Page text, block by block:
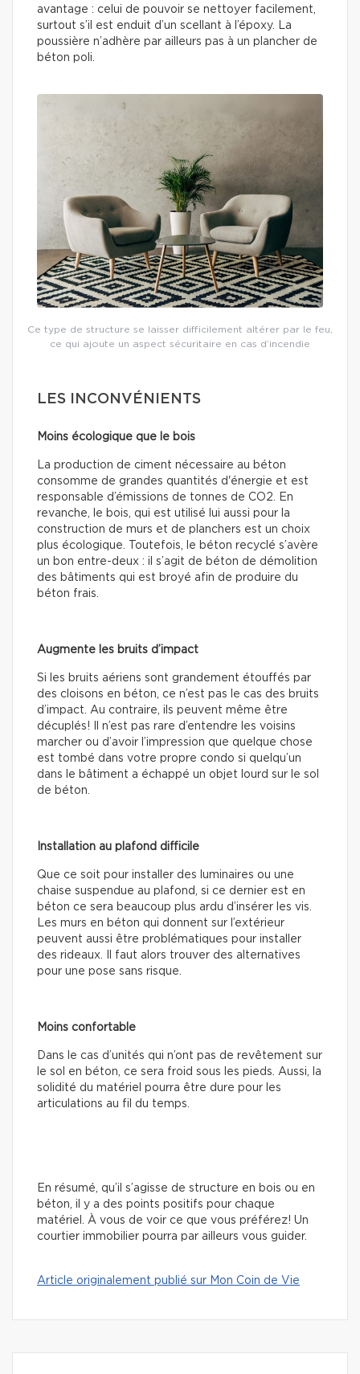
avantage : celui de pouvoir se nettoyer facilement,
surtout s’il est enduit d’un scellant à l’époxy. La
poussière n’adhère par ailleurs pas à un plancher de
béton poli.
Ce type de structure se laisser difficilement altérer par le feu,
ce qui ajoute un aspect sécuritaire en cas d’incendie
LES INCONVÉNIENTS
Moins écologique que le bois
La production de ciment nécessaire au béton
consomme de grandes quantités d'énergie et est
responsable d’émissions de tonnes de CO2. En
revanche, le bois, qui est utilisé lui aussi pour la
construction de murs et de planchers est un choix
plus écologique. Toutefois, le béton recyclé s’avère
un bon entre-deux : il s’agit de béton de démolition
des bâtiments qui est broyé afin de produire du
béton frais.
Augmente les bruits d’impact
Si les bruits aériens sont grandement étouffés par
des cloisons en béton, ce n’est pas le cas des bruits
d’impact. Au contraire, ils peuvent même être
décuplés! Il n’est pas rare d’entendre les voisins
marcher ou d’avoir l’impression que quelque chose
est tombé dans votre propre condo si quelqu’un
dans le bâtiment a échappé un objet lourd sur le sol
de béton.
Installation au plafond difficile
Que ce soit pour installer des luminaires ou une
chaise suspendue au plafond, si ce dernier est en
béton ce sera beaucoup plus ardu d’insérer les vis.
Les murs en béton qui donnent sur l’extérieur
peuvent aussi être problématiques pour installer
des rideaux. Il faut alors trouver des alternatives
pour une pose sans risque.
Moins confortable
Dans le cas d’unités qui n’ont pas de revêtement sur
le sol en béton, ce sera froid sous les pieds. Aussi, la
solidité du matériel pourra être dure pour les
articulations au fil du temps.
En résumé, qu’il s’agisse de structure en bois ou en
béton, il y a des points positifs pour chaque
matériel. À vous de voir ce que vous préférez! Un
courtier immobilier pourra par ailleurs vous guider.
Article originalement publié sur Mon Coin de Vie